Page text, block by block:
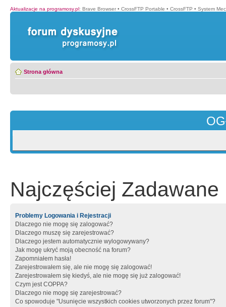
Aktualizacje na programosy.pl: Brave Browser • CrossFTP Portable • CrossFTP • System
Strona główna
Najczęściej Zadawane
Problemy Logowania i Rejestracji
Dlaczego nie mogę się zalogować?
Dlaczego muszę się zarejestrować?
Dlaczego jestem automatycznie wylogowywany?
Jak mogę ukryć moją obecność na forum?
Zapomniałem hasła!
Zarejestrowałem się, ale nie mogę się zalogować!
Zarejestrowałem się kiedyś, ale nie mogę się już zalogować!
Czym jest COPPA?
Dlaczego nie mogę się zarejestrować?
Co spowoduje "Usunięcie wszystkich cookies utworzonych przez forum"?